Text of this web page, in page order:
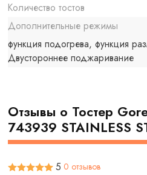
Количество тостов
Дополнительные режимы
функция подогрева, функция
Двустороннее поджаривание
Отзывы о Тостер
743939 STAINLESS
5 0 отзывов